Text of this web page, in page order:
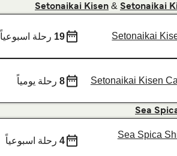
Setonaikai Kisen & Setonaikai
Setonaikai
19 رحلة اسبوعياً
Setonaikai Kisen
8 رحلة يومياً
Sea
Sea Spica
4 رحلة اسبوعياً